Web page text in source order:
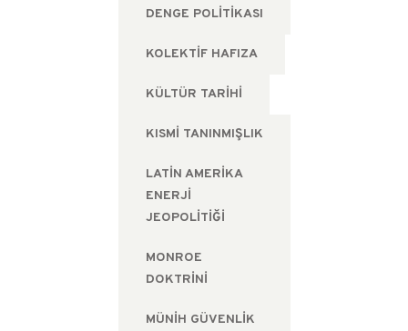
DENGE POLITIKASI
KOLEKTIF HAFIZA
KÜLTÜR TARIHI
KISMI TANINMIŞLIK
LATIN AMERIKA
ENERJI
JEOPOLITIĞI
MONROE
DOKTRINI
MÜNIH GÜVENLIK